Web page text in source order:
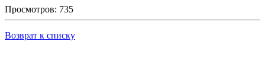
Просмотров: 735
Возврат к списку